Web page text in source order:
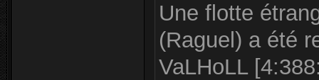
Une flotte
(Raguel) a été
VaLHoLL